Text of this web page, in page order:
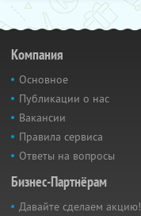
Компания
Основное
Публикации о нас
Вакансии
Правила сервиса
Ответы на вопросы
Бизнес-Партнёрам
Давайте сделаем акцию!